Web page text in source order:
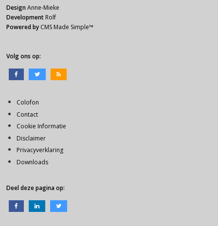
Design Anne-Mieke
Development Rolf
Powered by CMS Made Simple™
Volg ons op:
Colofon
Contact
Cookie Informatie
Disclaimer
Privacyverklaring
Downloads
Deel deze pagina op: